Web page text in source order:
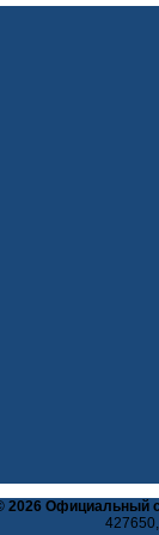
2026 Официальный